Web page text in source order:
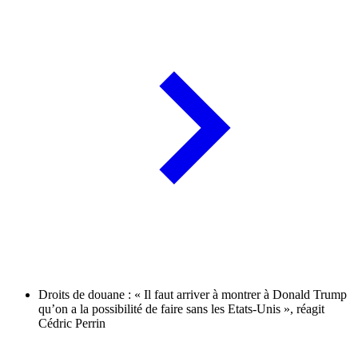
Droits de douane : « Il faut arriver à montrer à Donald Trump
qu’on a la possibilité de faire sans les Etats-Unis », réagit
Cédric Perrin